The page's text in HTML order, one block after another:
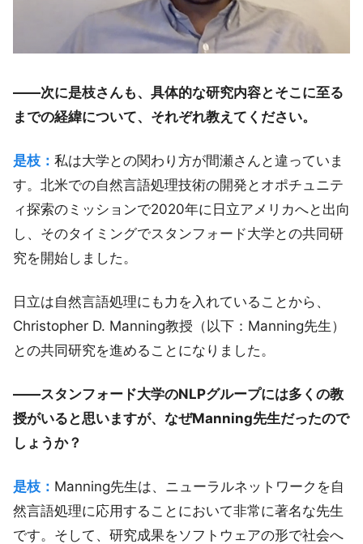
――次に是枝さんも、具体的な研究内容とそこに至る
までの経緯について、それぞれ教えてください。
是枝： 私は大学との関わり方が間瀬さんと違っていま
す。北米での自然言語処理技術の開発とオポチュニテ
ィ探索のミッションで2020年に日立アメリカへと出向
し、そのタイミングでスタンフォード大学との共同研
究を開始しました。
日立は自然言語処理にも力を入れていることから、
Christopher D. Manning教授（以下：Manning先生）
との共同研究を進めることになりました。
――スタンフォード大学のNLPグループには多くの教
授がいると思いますが、なぜManning先生だったので
しょうか？
是枝： Manning先生は、ニューラルネットワークを自
然言語処理に応用することにおいて非常に著名な先生
です。そして、研究成果をソフトウェアの形で社会へ